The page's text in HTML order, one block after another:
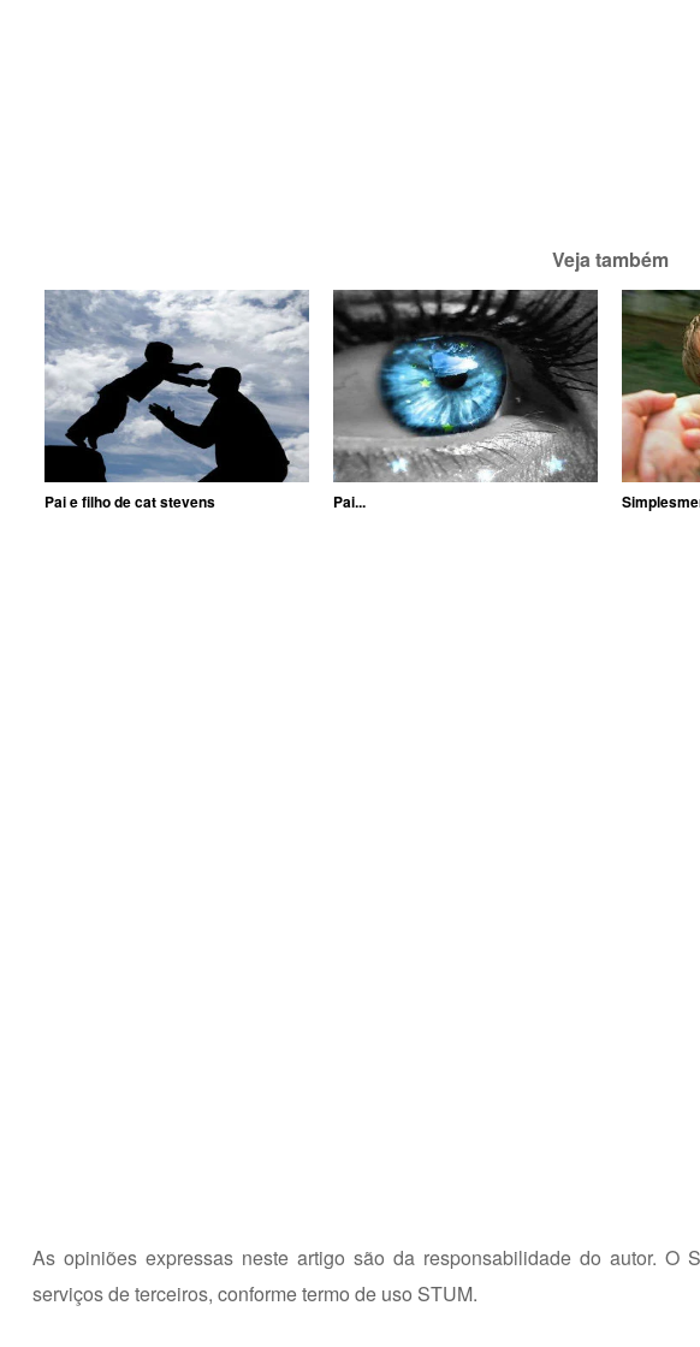
Veja também
Pai e filho de cat stevens Pai...
As opiniões expressas neste artigo são da responsabilidade do autor. O
serviços de terceiros, conforme termo de uso STUM.